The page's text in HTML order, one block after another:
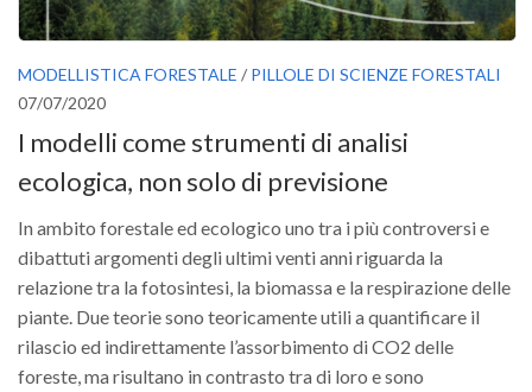
MODELLISTICA FORESTALE / PILLOLE DI SCIENZE FORESTALI
07/07/2020
I modelli come strumenti di analisi
ecologica, non solo di previsione
In ambito forestale ed ecologico uno tra i più controversi e
dibattuti argomenti degli ultimi venti anni riguarda la
relazione tra la fotosintesi, la biomassa e la respirazione delle
piante. Due teorie sono teoricamente utili a quantificare il
rilascio ed indirettamente l’assorbimento di CO2 delle
foreste, ma risultano in contrasto tra di loro e sono